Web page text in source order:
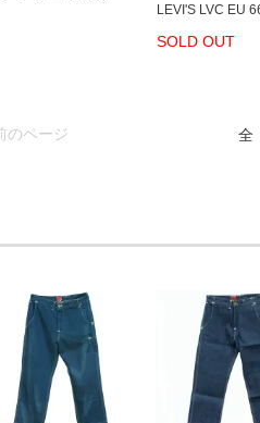
LEVI'S LVC EU
SOLD OUT
のページ 全